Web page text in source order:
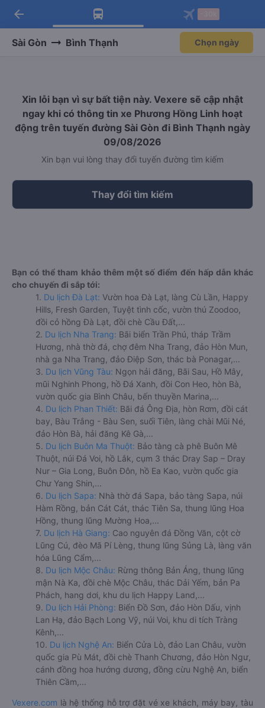
Tải app Vexere ngay!
Nhận ưu đãi thành viên độc
Mở app
Tải app Vexere
-30k/ghế khi đặt vé máy bay qua
Mở app
arrow_back
Sài Gòn Bình Thạnh Chọn ngày
Xin lỗi bạn vì sự bất tiện này. Vexere sẽ cập nhật
ngay khi có thông tin xe Phương Hồng Linh hoạt
động trên tuyến đường Sài Gòn đi Bình Thạnh ngày
09/08/2026
Xin bạn vui lòng thay đổi tuyến đường tìm kiếm
Thay đổi tìm kiếm
Bạn có thể tham khảo thêm một số điểm đến hấp dẫn khác
cho chuyến đi sắp tới:
1. Du lịch Đà Lạt: Vườn hoa Đà Lạt, làng Cù Lần, Happy
Hills, Fresh Garden, Tuyệt tình cốc, vườn thú Zoodoo,
đồi cỏ hồng Đà Lạt, đồi chè Cầu Đất,...
2. Du lịch Nha Trang: Bãi biển Trần Phú, tháp Trầm
Hương, nhà thờ đá, chợ đêm Nha Trang, đảo Hòn Mun,
nhà ga Nha Trang, đảo Điệp Sơn, thác bà Ponagar,...
3. Du lịch Vũng Tàu: Ngọn hải đăng, Bãi Sau, Hồ Mây,
mũi Nghinh Phong, hồ Đá Xanh, đồi Con Heo, hòn Bà,
vườn quốc gia Bình Châu, bến thuyền Marina,...
4. Du lịch Phan Thiết: Bãi đá Ông Địa, hòn Rơm, đồi cát
bay, Bàu Trắng - Bàu Sen, suối Tiên, làng chài Mũi Né,
đảo Hòn Bà, hải đăng Kê Gà,...
5. Du lịch Buôn Ma Thuột: Bảo tàng cà phê Buôn Mê
Thuột, núi Đá Voi, hồ Lắk, cụm 3 thác Dray Sap – Dray
Nur – Gia Long, Buôn Đôn, hồ Ea Kao, vườn quốc gia
Chư Yang Shin,...
6. Du lịch Sapa: Nhà thờ đá Sapa, bảo tàng Sapa, núi
Hàm Rồng, bản Cát Cát, thác Tiên Sa, thung lũng Hoa
Hồng, thung lũng Mường Hoa,...
7. Du lịch Hà Giang: Cao nguyên đá Đồng Văn, cột cờ
Lũng Cú, đèo Mã Pí Lèng, thung lũng Sủng Là, làng văn
hóa Lũng Cẩm,...
8. Du lịch Mộc Châu: Rừng thông Bản Áng, thung lũng
mận Nà Ka, đồi chè Mộc Châu, thác Dải Yếm, bản Pa
Phách, hang dơi, khu du lịch Happy Land,...
9. Du lịch Hải Phòng: Biển Đồ Sơn, đảo Hòn Dấu, vịnh
Lan Hạ, đảo Bạch Long Vỹ, núi Voi, khu di tích Tràng
Kênh,...
10. Du lịch Nghệ An: Biển Cửa Lò, đảo Lan Châu, vườn
quốc gia Pù Mát, đồi chè Thanh Chương, đảo Hòn Ngư,
cánh đồng hoa hướng dương, đồng cừu Nghệ An, biển
Thiên Cầm,...
Vexere.com là hệ thống hỗ trợ đặt vé xe khách, máy bay, tàu